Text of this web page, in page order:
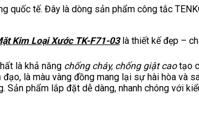
quốc tế. Đây là dòng sản phẩm công tắc
Kim Loại Xước TK-F71-03là thiết kế đẹp –
là khả năng chống cháy, chống giật caotạo
là màu vàng đồng mang lại sự hài hòa và
phẩm lắp đặt dễ dàng, nhanh chóng với